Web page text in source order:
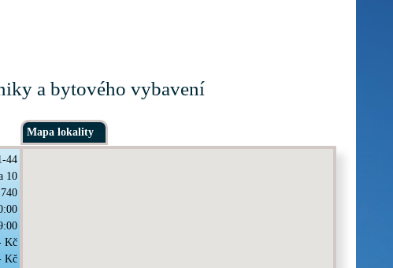
a bytového vybavení
Mapa lokality
44
10
Kč
Kč